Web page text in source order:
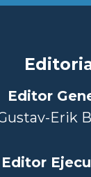
Editor
Erik
Editor